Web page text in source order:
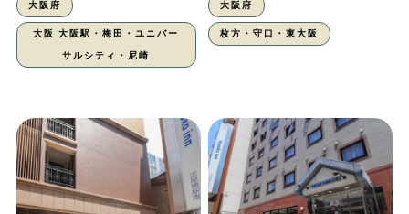
大阪府
大阪 大阪駅・梅田・ユニバー
サルシティ・尼崎
大阪府
枚方・守口・東大阪